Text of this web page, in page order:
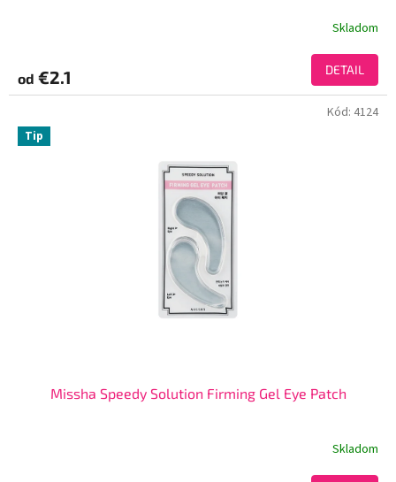
Skladom
od €2.1 DETAIL
Tip
Missha Speedy Solution Firming Gel Eye Patch
Skladom
Kód: 4124